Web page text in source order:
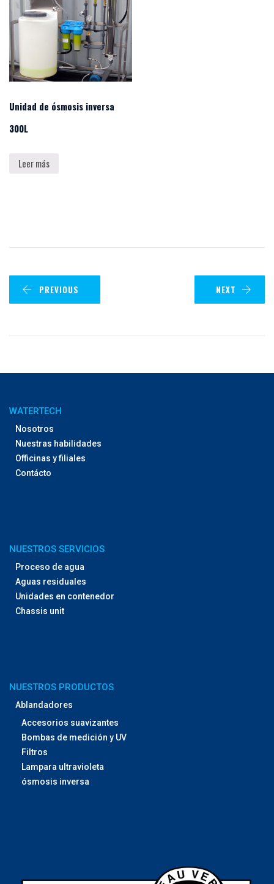
Unidad de ósmosis inversa
300L
Leer más
PREVIOUS NEXT
WATERTECH
Nosotros
Nuestras habilidades
Officinas y filiales
Contácto
NUESTROS SERVICIOS
Proceso de agua
Aguas residuales
Unidades en contenedor
Chassis unit
NUESTROS PRODUCTOS
Ablandadores
Accesorios suavizantes
Bombas de medición y UV
Filtros
Lampara ultravioleta
ósmosis inversa